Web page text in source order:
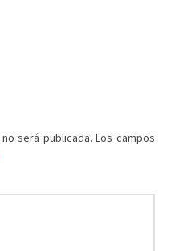
será publicada. Los campos